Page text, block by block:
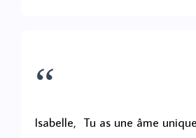
“
Isabelle, Tu as une âme